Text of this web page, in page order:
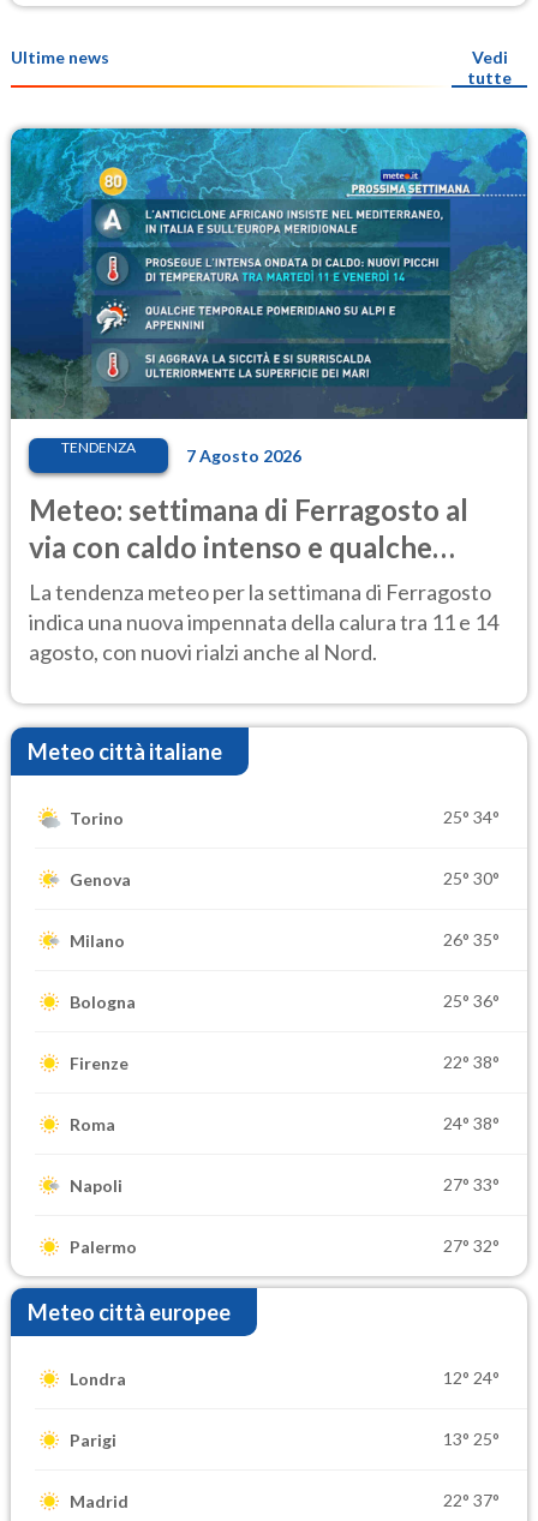
Ultime news
Vedi
tutte
TENDENZA 7 Agosto 2026
Meteo: settimana di Ferragosto al
via con caldo intenso e qualche
temporale
La tendenza meteo per la settimana di Ferragosto
indica una nuova impennata della calura tra 11 e 14
agosto, con nuovi rialzi anche al Nord.
Meteo città italiane
Torino 25° 34°
Genova 25° 30°
Milano 26° 35°
Bologna 25° 36°
Firenze 22° 38°
Roma 24° 38°
Napoli 27° 33°
Palermo 27° 32°
Meteo città europee
Londra 12° 24°
Parigi 13° 25°
Madrid 22° 37°